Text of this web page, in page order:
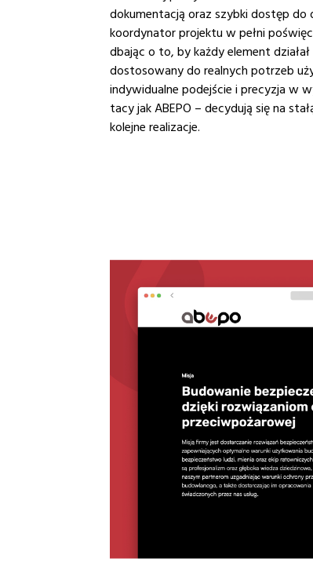
dokumentacją oraz szybki dostęp do
koordynator projektu w pełni
dbając o to, by każdy element
dostosowany do realnych potrzeb
indywidualne podejście i precyzja w
tacy jak ABEPO – decydują się na
kolejne realizacje.